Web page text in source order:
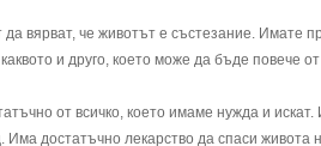
да вярват, че животът е състезание. Имате
и друго, което може да бъде повече от
от всичко, което имаме нужда и
Има достатъчно лекарство да спаси